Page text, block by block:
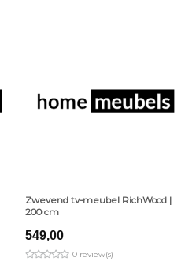
Zwevend tv-meubel RichWood |
200 cm
549,00
0 review(s)